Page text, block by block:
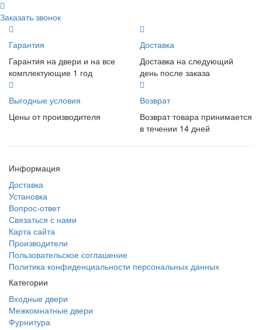
Заказать звонок
Гарантия
Гарантия на двери и на все
комплектующие 1 год
Доставка
Доставка на следующий
день после заказа
Выгодные условия
Цены от производителя
Возврат
Возврат товара принимается
в течении 14 дней
Информация
Доставка
Установка
Вопрос-ответ
Связаться с нами
Карта сайта
Производители
Пользовательское соглашение
Политика конфиденциальности персональных данных
Категории
Входные двери
Межкомнатные двери
Фурнитура